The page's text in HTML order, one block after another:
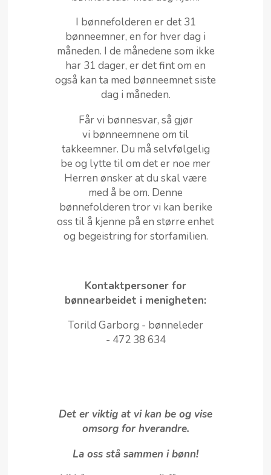
I bønnefolderen er det 31
bønneemner, en for hver dag i
måneden. I de månedene som ikke
har 31 dager, er det fint om en
også kan ta med bønneemnet siste
dag i måneden.
Får vi bønnesvar, så gjør
vi bønneemnene om til
takkeemner. Du må selvfølgelig
be og lytte til om det er noe mer
Herren ønsker at du skal være
med å be om. Denne
bønnefolderen tror vi kan berike
oss til å kjenne på en større enhet
og begeistring for storfamilien.
Kontaktpersoner for
bønnearbeidet i menigheten:
Torild Garborg - bønneleder
- 472 38 634
Det er viktig at vi kan be og vise
omsorg for hverandre.
La oss stå sammen i bønn!